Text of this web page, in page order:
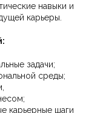
навыки и
карьеры.
задачи;
среды;
карьерные шаги